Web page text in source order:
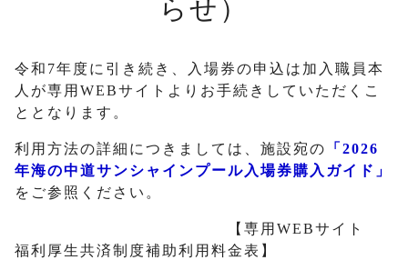
らせ）
令和7年度に引き続き、入場券の申込は加入職員本
人が専用WEBサイトよりお手続きしていただくこ
ととなります。
利用方法の詳細につきましては、施設宛の
「2026
年海の中道サンシャインプール入場券購入ガイド」
をご参照ください。
【専用WEBサイト
福利厚生共済制度補助利用料金表】